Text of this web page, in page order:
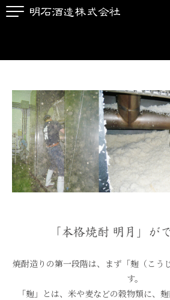
「本格焼酎 明月」が
焼酎造りの第一段階は、まず「麹（こう
す。
「麹」とは、米や麦などの穀物類に、